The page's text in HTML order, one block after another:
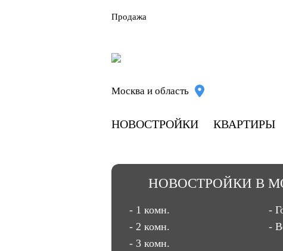
Продажа
Москва и область
НОВОСТРОЙКИ КВАРТИРЫ
НОВОСТРОЙКИ В
- 1 комн.
- 2 комн.
- 3 комн.
-
-